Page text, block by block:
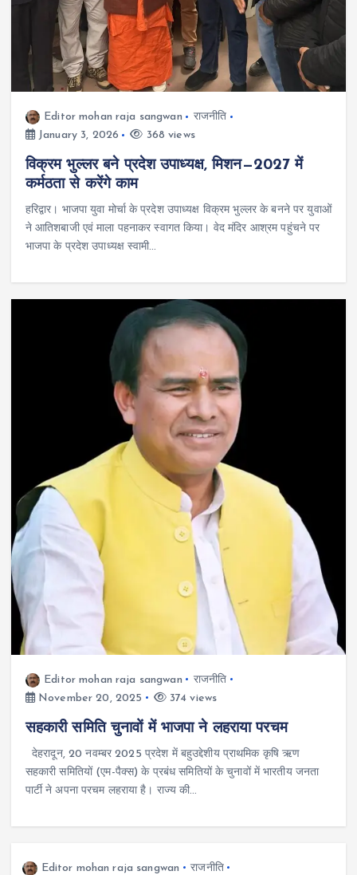
Editor mohan raja sangwan
राजनीति
January 3, 2026
368 views
विक्रम भुल्लर बने प्रदेश उपाध्यक्ष, मिशन—2027 में
कर्मठता से करेंगे काम
हरिद्वार। भाजपा युवा मोर्चा के प्रदेश उपाध्यक्ष विक्रम भुल्लर के बनने पर युवाओं
ने आतिशबाजी एवं माला पहनाकर स्वागत किया। वेद मंदिर आश्रम पहुंचने पर
भाजपा के प्रदेश उपाध्यक्ष स्वामी…
Editor mohan raja sangwan
राजनीति
November 20, 2025
374 views
सहकारी समिति चुनावों में भाजपा ने लहराया परचम
देहरादून, 20 नवम्बर 2025 प्रदेश में बहुउद्देशीय प्राथमिक कृषि ऋण
सहकारी समितियों (एम-पैक्स) के प्रबंध समितियों के चुनावों में भारतीय जनता
पार्टी ने अपना परचम लहराया है। राज्य की…
Editor mohan raja sangwan राजनीति